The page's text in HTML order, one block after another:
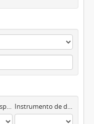
Objeto digital disponível Instrumento de descrição documental